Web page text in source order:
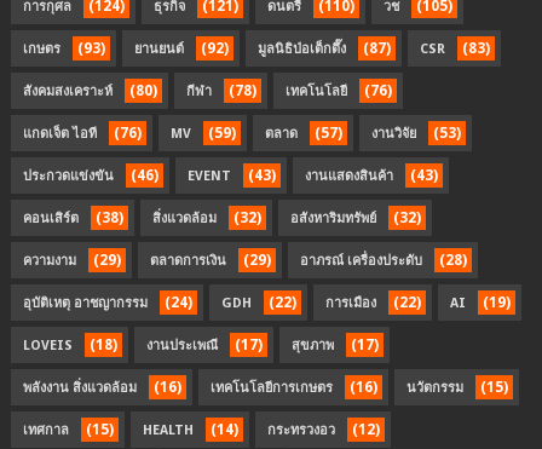
การกุศล (124) ธุรกิจ (121) ดนตรี (110) วช (105)
เกษตร (93) ยานยนต์ (92) มูลนิธิป่อเต็กตึ๊ง (87) CSR (83)
สังคมสงเคราะห์ (80) กีฬา (78) เทคโนโลยี (76)
แกดเจ็ต ไอที (76) MV (59) ตลาด (57) งานวิจัย (53)
ประกวดแข่งขัน (46) EVENT (43) งานแสดงสินค้า (43)
คอนเสิร์ต (38) สิ่งแวดล้อม (32) อสังหาริมทรัพย์ (32)
ความงาม (29) ตลาดการเงิน (29) อาภรณ์ เครื่องประดับ (28)
อุบัติเหตุ อาชญากรรม (24) GDH (22) การเมือง (22) AI (19)
LOVEIS (18) งานประเพณี (17) สุขภาพ (17)
พลังงาน สิ่งแวดล้อม (16) เทคโนโลยีการเกษตร (16) นวัตกรรม (15)
เทศกาล (15) HEALTH (14) กระทรวงอว (12)